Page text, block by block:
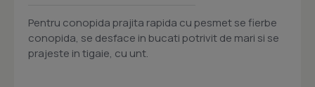
Pentru conopida prajita rapida cu pesmet se fierbe
conopida, se desface in bucati potrivit de mari si se
prajeste in tigaie, cu unt.